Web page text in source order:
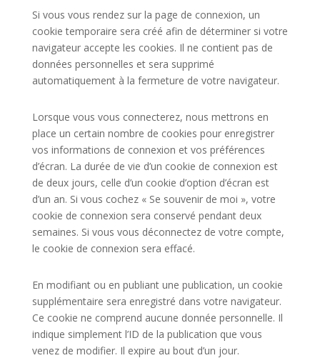
Si vous vous rendez sur la page de connexion, un
cookie temporaire sera créé afin de déterminer si votre
navigateur accepte les cookies. Il ne contient pas de
données personnelles et sera supprimé
automatiquement à la fermeture de votre navigateur.
Lorsque vous vous connecterez, nous mettrons en
place un certain nombre de cookies pour enregistrer
vos informations de connexion et vos préférences
d’écran. La durée de vie d’un cookie de connexion est
de deux jours, celle d’un cookie d’option d’écran est
d’un an. Si vous cochez « Se souvenir de moi », votre
cookie de connexion sera conservé pendant deux
semaines. Si vous vous déconnectez de votre compte,
le cookie de connexion sera effacé.
En modifiant ou en publiant une publication, un cookie
supplémentaire sera enregistré dans votre navigateur.
Ce cookie ne comprend aucune donnée personnelle. Il
indique simplement l’ID de la publication que vous
venez de modifier. Il expire au bout d’un jour.